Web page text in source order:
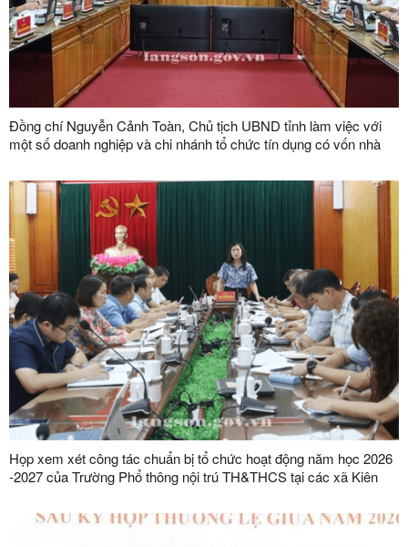
Đồng chí Nguyễn Cảnh Toàn, Chủ tịch UBND tỉnh làm việc với
một số doanh nghiệp và chi nhánh tổ chức tín dụng có vốn nhà
Họp xem xét công tác chuẩn bị tổ chức hoạt động năm học 2026
-2027 của Trường Phổ thông nội trú TH&THCS tại các xã Kiên